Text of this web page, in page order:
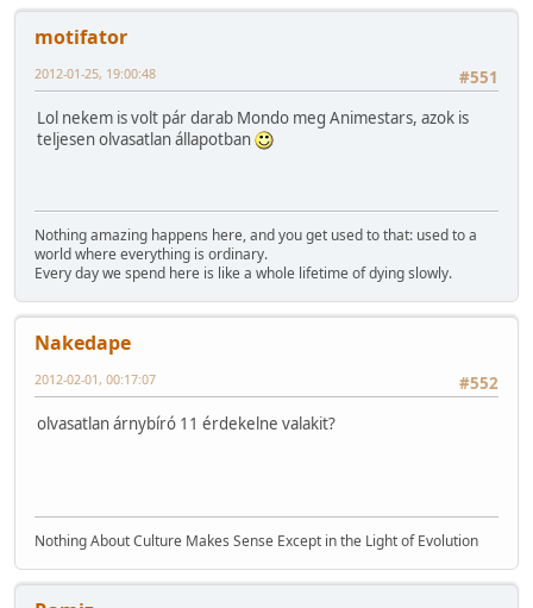
motifator
#551
2012-01-25, 19:00:48
Lol nekem is volt pár darab Mondo meg Animestars, azok is
teljesen olvasatlan állapotban
Nothing amazing happens here, and you get used to that: used to a
world where everything is ordinary.
Every day we spend here is like a whole lifetime of dying slowly.
Nakedape
#552
2012-02-01, 00:17:07
olvasatlan árnybíró 11 érdekelne valakit?
Nothing About Culture Makes Sense Except in the Light of Evolution